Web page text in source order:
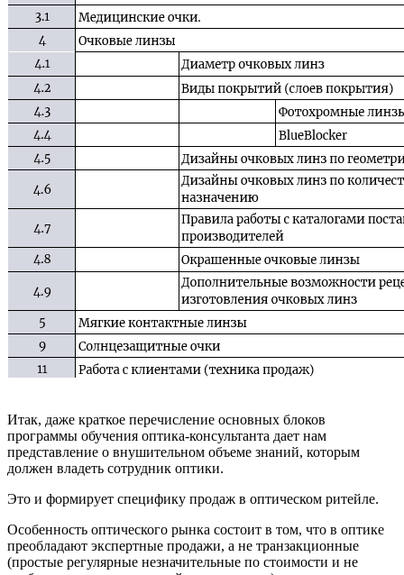
Итак, даже краткое перечисление основных блоков
программы обучения оптика-консультанта дает нам
представление о внушительном объеме знаний, которым
должен владеть сотрудник оптики.
Это и формирует специфику продаж в оптическом ритейле.
Особенность оптического рынка состоит в том, что в оптике
преобладают экспертные продажи, а не транзакционные
(простые регулярные незначительные по стоимости и не